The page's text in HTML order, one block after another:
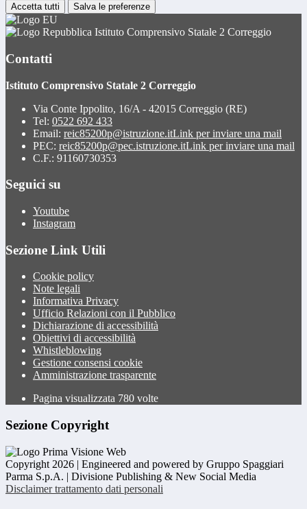
Accetta tutti Salva le preferenze
Istituto Comprensivo Statale 2 Correggio
Contatti
Istituto Comprensivo Statale 2 Correggio
Via Conte Ippolito, 16/A - 42015 Correggio (RE)
Tel: 0522 692 433
Email: reic85200p@istruzione.itLink per inviare una mail
PEC: reic85200p@pec.istruzione.itLink per inviare una mail
C.F.: 91160730353
Seguici su
Youtube
Instagram
Sezione Link Utili
Cookie policy
Note legali
Informativa Privacy
Ufficio Relazioni con il Pubblico
Dichiarazione di accessibilità
Obiettivi di accessibilità
Whistleblowing
Gestione consensi cookie
Amministrazione trasparente
Pagina visualizzata 780 volte
Sezione Copyright
Copyright 2026 | Engineered and powered by Gruppo Spaggiari
Parma S.p.A. | Divisione Publishing & New Social Media
Disclaimer trattamento dati personali